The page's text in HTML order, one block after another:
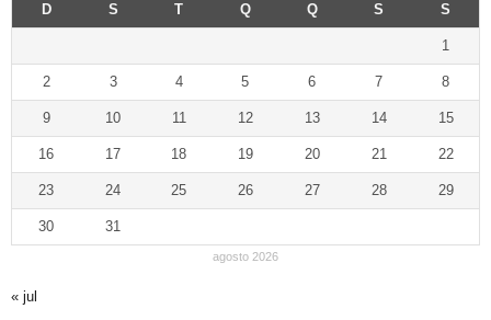
agosto 2026
D S T Q Q S S
1
2 3 4 5 6 7 8
9 10 11 12 13 14 15
16 17 18 19 20 21 22
23 24 25 26 27 28 29
30 31
« jul